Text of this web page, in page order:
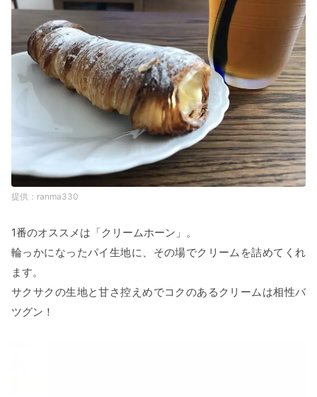
ranma330
1番のオススメは「クリームホーン」。
輪っかになったパイ生地に、その場でクリームを詰めてくれ
ます。
サクサクの生地と甘さ控えめでコクのあるクリームは相性バ
ツグン！